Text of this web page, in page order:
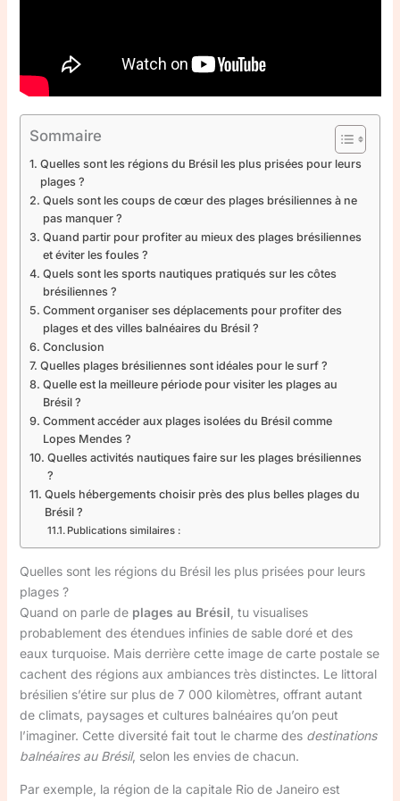
Sommaire
Quelles sont les régions du Brésil les plus prisées pour leurs
plages ?
Quels sont les coups de cœur des plages brésiliennes à ne
pas manquer ?
Quand partir pour profiter au mieux des plages brésiliennes
et éviter les foules ?
Quels sont les sports nautiques pratiqués sur les côtes
brésiliennes ?
Comment organiser ses déplacements pour profiter des
plages et des villes balnéaires du Brésil ?
Conclusion
Quelles plages brésiliennes sont idéales pour le surf ?
Quelle est la meilleure période pour visiter les plages au
Brésil ?
Comment accéder aux plages isolées du Brésil comme
Lopes Mendes ?
Quelles activités nautiques faire sur les plages brésiliennes
?
Quels hébergements choisir près des plus belles plages du
Brésil ?
Publications similaires :
Quelles sont les régions du Brésil les plus prisées pour leurs
plages ?
Quand on parle de plages au Brésil , tu visualises
probablement des étendues infinies de sable doré et des
eaux turquoise. Mais derrière cette image de carte postale se
cachent des régions aux ambiances très distinctes. Le littoral
brésilien s’étire sur plus de 7 000 kilomètres, offrant autant
de climats, paysages et cultures balnéaires qu’on peut
l’imaginer. Cette diversité fait tout le charme des destinations
balnéaires au Brésil, selon les envies de chacun.
Par exemple, la région de la capitale Rio de Janeiro est